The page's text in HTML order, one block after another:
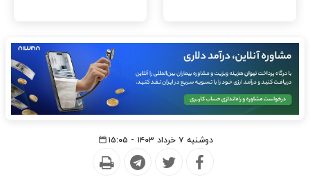
دوشنبه ۷ خرداد ۱۴۰۳ - ۱۵:۰۵